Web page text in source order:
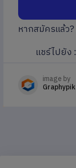
หากสมัครแล้ว?
แชร์ไปยัง :
image by
Graphypik